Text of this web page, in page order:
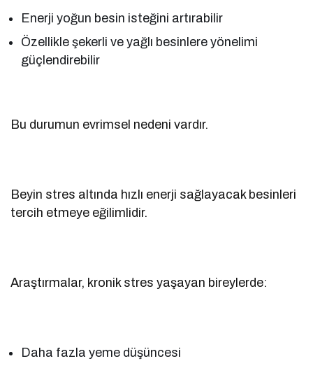
Enerji yoğun besin isteğini artırabilir
Özellikle şekerli ve yağlı besinlere yönelimi
güçlendirebilir
Bu durumun evrimsel nedeni vardır.
Beyin stres altında hızlı enerji sağlayacak besinleri
tercih etmeye eğilimlidir.
Araştırmalar, kronik stres yaşayan bireylerde:
Daha fazla yeme düşüncesi